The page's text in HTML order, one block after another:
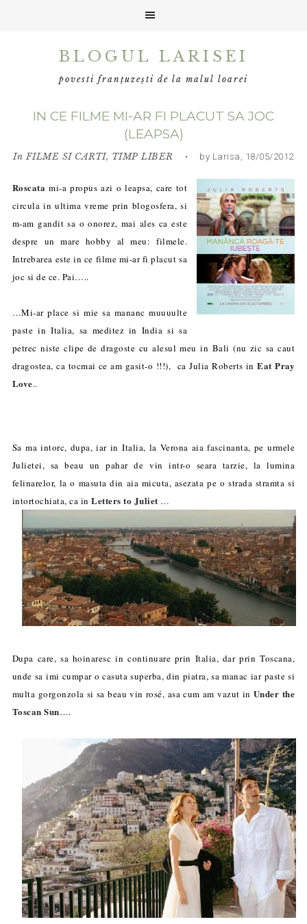
BLOGUL LARISEI
povesti franțuzești de la malul loarei
IN CE FILME MI-AR FI PLACUT SA JOC
(LEAPSA)
InFILME SI CARTI, TIMP LIBER • by Larisa, 18/05/2012
Roscata mi-a propus azi o leapsa, care tot
circula in ultima vreme prin blogosfera, si
m-am gandit sa o onorez, mai ales ca este
despre un mare hobby al meu: filmele.
Intrebarea este in ce filme mi-ar fi placut sa
joc si de ce. Pai…..
…Mi-ar place si mie sa mananc muuuulte
paste in Italia, sa meditez in India si sa
petrec niste clipe de dragoste cu alesul meu in Bali (nu zic sa caut
dragostea, ca tocmai ce am gasit-o !!!), ca Julia Roberts inEat Pray
Love..
Sa ma intorc, dupa, iar in Italia, la Verona aia fascinanta, pe urmele
Julietei, sa beau un pahar de vin intr-o seara tarzie, la lumina
felinarelor, la o masuta din aia micuta, asezata pe o strada stramta si
intortochiata, ca inLetters to Juliet …
Dupa care, sa hoinaresc in continuare prin Italia, dar prin Toscana,
unde sa imi cumpar o casuta superba, din piatra, sa manac iar paste si
multa gorgonzola si sa beau vin rosé, asa cum am vazut in Under the
Toscan Sun….